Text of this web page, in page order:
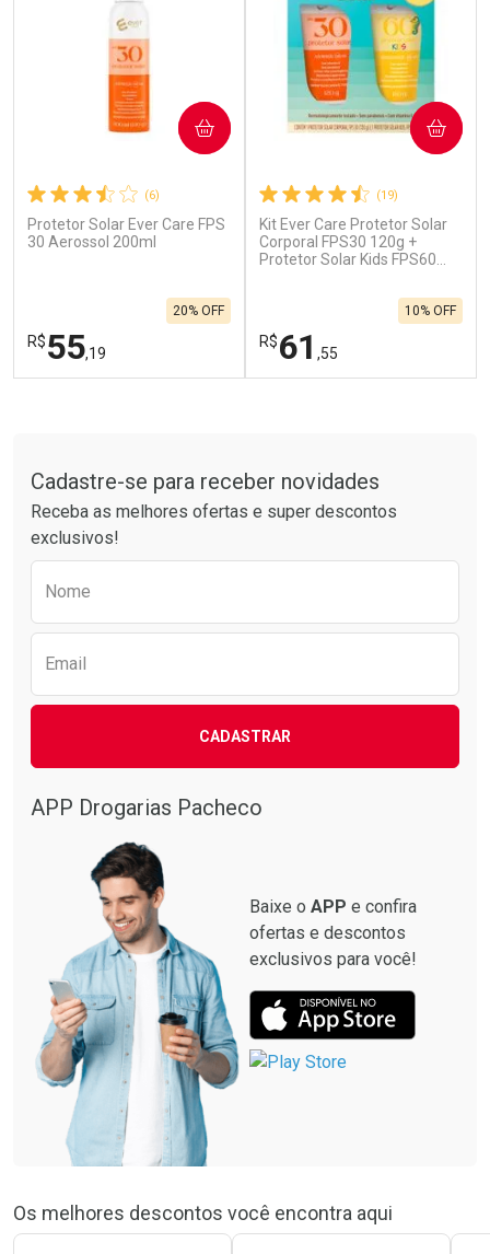
Ativar Desconto
Por R$ 664,02/cada
Ativar Desconto
Comprar sem Desconto
(6)
Protetor Solar Ever Care FPS
30 Aerossol 200ml
R$55,19
20% OFF
COMPRAR
Laboratório
Comprar sem Desconto
Por Menos
Por R$ 55,19/cada
(19)
Kit Ever Care Protetor Solar
Corporal FPS30 120g +
Protetor Solar Kids FPS60
R$61 ,55
10% OFF
COMPRAR
Laboratório
Ativar Desconto
Por Menos
Cadastre-se para receber novidades
Receba as melhores ofertas e super descontos
exclusivos!
Nome
Email
CADASTRAR
APP Drogarias Pacheco
Baixe o APP e confira
ofertas e descontos
exclusivos para você!
Os melhores descontos você encontra aqui